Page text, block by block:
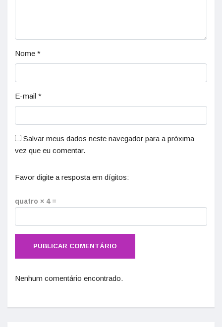
Nome *
E-mail *
Salvar meus dados neste navegador para a próxima
vez que eu comentar.
Favor digite a resposta em dígitos:
quatro × 4 =
Nenhum comentário encontrado.